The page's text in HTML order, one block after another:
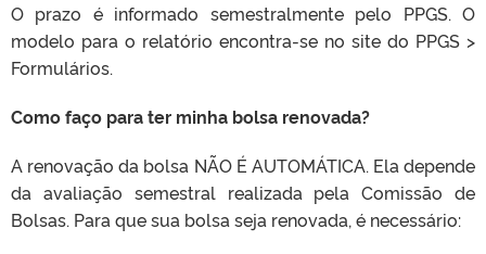
O prazo é informado semestralmente pelo PPGS. O
modelo para o relatório encontra-se no site do PPGS >
Formulários.
Como faço para ter minha bolsa renovada?
A renovação da bolsa NÃO É AUTOMÁTICA. Ela depende
da avaliação semestral realizada pela Comissão de
Bolsas. Para que sua bolsa seja renovada, é necessário: